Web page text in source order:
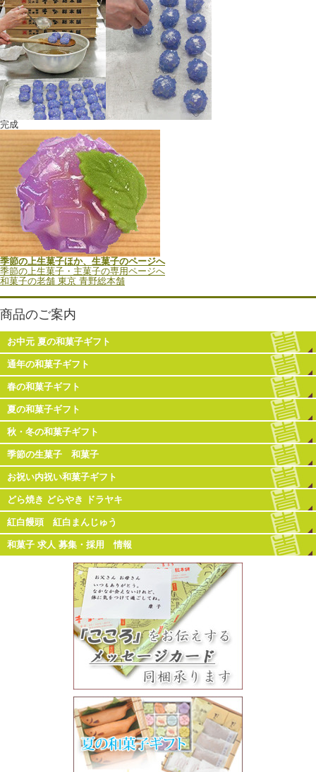
完成
季節の上生菓子ほか、生菓子のページへ
季節の上生菓子・主菓子の専用ページへ
和菓子の老舗 東京 青野総本舗
商品のご案内
お中元 夏の和菓子ギフト
通年の和菓子ギフト
春の和菓子ギフト
夏の和菓子ギフト
秋・冬の和菓子ギフト
季節の生菓子 和菓子
お祝い内祝い和菓子ギフト
どら焼き どらやき ドラヤキ
紅白饅頭 紅白まんじゅう
和菓子 求人 募集・採用 情報